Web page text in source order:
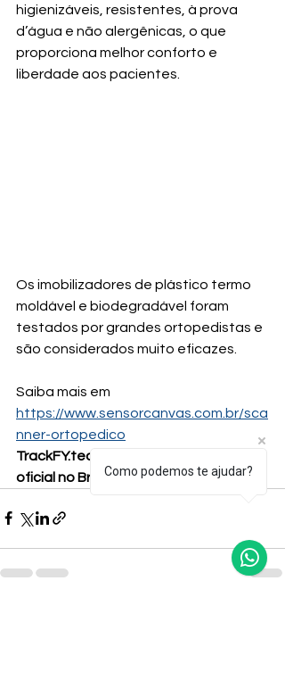
higienizáveis, resistentes, à prova
d’água e não alergênicas, o que
proporciona melhor conforto e
liberdade aos pacientes.
Os imobilizadores de plástico termo
moldável e biodegradável foram
testados por grandes ortopedistas e
são considerados muito eficazes.
Saiba mais em
https://www.sensorcanvas.com.br/sca
nner-ortopedico
TrackFY.tech
oficial no BrasilComo podemos te ajudar?